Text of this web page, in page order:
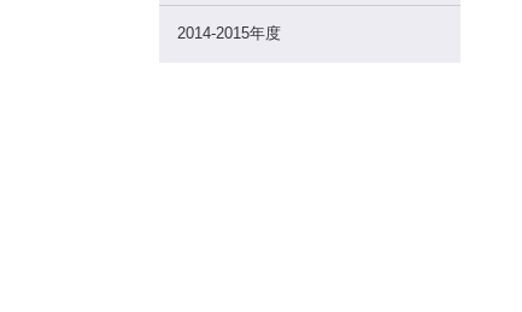
2014-2015年度